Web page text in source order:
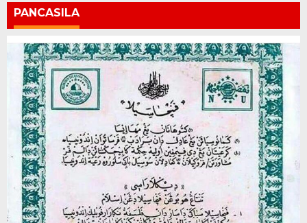
PANCASILA